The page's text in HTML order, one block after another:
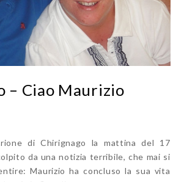
– Ciao Maurizio
di Chirignago la mattina del 17
da una notizia terribile, che mai si
Maurizio ha concluso la sua vita